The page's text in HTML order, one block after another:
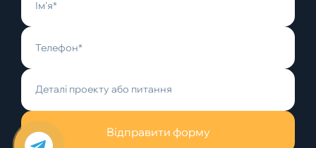
Відправити форму